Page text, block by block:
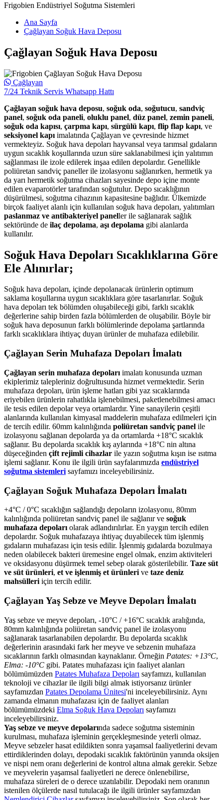
Frigobien Endüstriyel Soğutma Sistemleri
Ana Sayfa
Çağlayan Soğuk Hava Deposu
Çağlayan Soğuk Hava Deposu
Çağlayan
7/24 Teknik Servis Whatsapp Hattı
Çağlayan soğuk hava deposu, soğuk oda, soğutucu, sandviç
panel, soğuk oda paneli, oluklu panel, düz panel, zemin paneli,
soğuk oda kapısı, çarpma kapı, sürgülü kapı, flip flap kapı, ve
seksiyonel kapı imalatında Çağlayan ve çevresinde hizmet
vermekteyiz. Soğuk hava depoları hayvansal veya tarımsal gıdaların
uygun sıcaklık koşullarında uzun süre saklanabilmesi için yalıtımın
sağlanması ile izole edilerek inşaa edilen depolardır. Genellikle
poliüretan sandviç paneller ile izolasyonu sağlanırken, hermetik ya
da yarı hermetik soğutma cihazları sayesinde depo içine monte
edilen evaparotörler tarafından soğutulur. Depo sıcaklığının
düşürülmesi, soğutma cihazının kapasitesine bağlıdır. Ülkemizde
birçok faaliyet alanlı için kullanılan soğuk hava depoları, yalıtımları
paslanmaz ve antibakteriyel paneller ile sağlanarak sağlık
sektöründe de ilaç depolama, aşı depolama gibi alanlarda
kullanılır.
Soğuk Hava Depoları Sıcaklıklarına Göre
Ele Alınırlar;
Soğuk hava depoları, içinde depolanacak ürünlerin optimum
saklama koşullarına uygun sıcaklıklara göre tasarlanırlar. Soğuk
hava depoları tek bölümden oluşabileceği gibi, farklı sıcaklık
değerlerine sahip birden fazla bölümlerden de oluşabilir. Böyle bir
soğuk hava deposunun farklı bölümlerinde depolama şartlarında
farklı sıcaklıklara ihtiyaç duyan ürünler de muhafaza edilebilir.
Çağlayan Serin Muhafaza Depoları İmalatı
Çağlayan serin muhafaza depoları imalatı konusunda uzman
ekiplerimiz talepleriniz doğrultusunda hizmet vermektedir. Serin
muhafaza depoları, ürün işleme hatları gibi yaz sıcaklarında
eriyebilen ürünlerin rahatlıkla işlenebilmesi, paketlenebilmesi amacı
ile tesis edilen depolar veya ortamlardır. Yine sanayilerin çeşitli
alanlarında kullanılan kimyasal maddelerin muhafaza edilmeleri için
de tercih edilir. 60mm kalınlığında poliüretan sandviç panel ile
izolasyonu sağlanan depolarda ya da ortamlarda +18°C sıcaklık
sağlanır. Bu depolarda sıcaklık kış aylarında +18°C nin altına
düşeceğinden çift rejimli cihazlar ile yazın soğutma kışın ise ısıtma
işlemi sağlanır. Konu ile ilgili ürün sayfalarımızda endüstriyel
soğutma sistemleri sayfamızı inceleyebilirsiniz.
Çağlayan Soğuk Muhafaza Depoları İmalatı
+4°C / 0°C sıcaklığın sağlandığı depoların izolasyonu, 80mm
kalınlığında poliüretan sandviç panel ile sağlanır ve soğuk
muhafaza depoları olarak adlandırılırlar. En yaygın tercih edilen
depolardır. Soğuk muhafazaya ihtiyaç duyabilecek tüm işlenmiş
gıdaların muhafazası için tesis edilir. İşlenmiş gıdalarda bozulmaya
neden olabilecek bakteri üremesine engel olmak, enzim aktiviteleri
ve oksidasyonu düşürmek temel sebep olarak gösterilebilir. Taze süt
ve süt ürünleri, et ve işlenmiş et ürünleri ve taze deniz
mahsülleri için tercih edilir.
Çağlayan Yaş Sebze ve Meyve Depoları İmalatı
Yaş sebze ve meyve depoları, -10°C / +16°C sıcaklık aralığında,
80mm kalınlığında poliüretan sandviç panel ile izolasyonu
sağlanarak tasarlanabilen depolardır. Bu depolarda sıcaklık
değerlerinin arasındaki fark her meyve ve sebzenin muhafaza
sıcaklarının farklı olmasından kaynaklanır. Örneğin Patates: +13°C,
Elma: -10°C gibi. Patates muhafazası için faaliyet alanları
bölümümüzden Patates Muhafaza Depoları sayfamızı, kullanılan
teknoloji ve cihazlar ile ilgili bilgi almak istiyorsanız ürünler
sayfamızdan Patates Depolama Ünitesi'ni inceleyebilirsiniz. Aynı
zamanda elmanın muhafazası için de faaliyet alanları
bölümümüzdeki Elma Soğuk Hava Depoları sayfamızı
inceleyebilirsiniz.
Yaş sebze ve meyve depolarında sadece soğutma sisteminin
kurulması, muhafaza işleminin gerçekleşmesinde yeterli olmaz.
Meyve sebzeler hasat edildikten sonra yaşamsal faaliyetlerini devam
ettirdiklerinden dolayı, depodaki sıcaklık faktörünün yanında oksijen
ve nispi nem oranı değerlerini de kontrol altına almak gerekir. Sebze
ve meyvelerin yaşamsal faaliyetleri ne derece önlenebilirse,
muhafaza süreleri de o derece uzatılabilir. Depodaki nem oranının
istenilen ölçülerde nasıl tutulacağı ile ilgili ürünler sayfamızdan